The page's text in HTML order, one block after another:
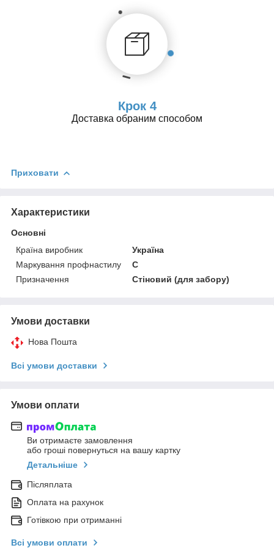
Крок 4
Доставка обраним способом
Приховати
Характеристики
Основні
Країна виробник
Україна
Маркування профнастилу
С
Призначення
Стіновий (для забору)
Умови доставки
Нова Пошта
Всі умови доставки
Умови оплати
Ви отримаєте замовлення
або гроші повернуться на вашу картку
Детальніше
Післяплата
Оплата на рахунок
Готівкою при отриманні
Всі умови оплати